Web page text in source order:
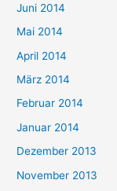
Juni 2014
Mai 2014
April 2014
März 2014
Februar 2014
Januar 2014
Dezember 2013
November 2013